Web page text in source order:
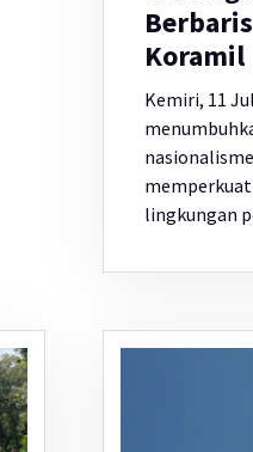
Koramil
Kemiri, 11
lingkungan